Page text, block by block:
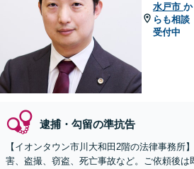
水戸市 か
らも相談
受付中
逮捕・勾留の準抗告
【イオンタウン市川大和田2階の法律事務所
害、盗撮、窃盗、死亡事故など。ご依頼後は